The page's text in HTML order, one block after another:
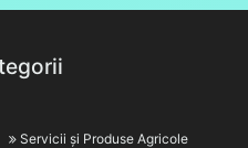
Servicii și Produse Agricole